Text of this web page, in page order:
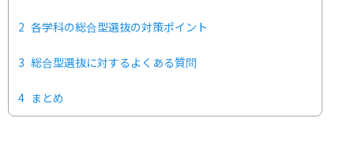
2 各学科の総合型選抜の対策ポイント
3 総合型選抜に対するよくある質問
4 まとめ